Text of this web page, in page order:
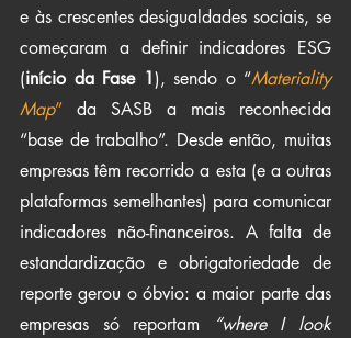
e às crescentes desigualdades sociais, se
começaram a definir indicadores ESG
(início da Fase 1), sendo o “Materiality
Map” da SASB a mais reconhecida
“base de trabalho”. Desde então, muitas
empresas têm recorrido a esta (e a outras
plataformas semelhantes) para comunicar
indicadores não-financeiros. A falta de
estandardização e obrigatoriedade de
reporte gerou o óbvio: a maior parte das
empresas só reportam
“where I look